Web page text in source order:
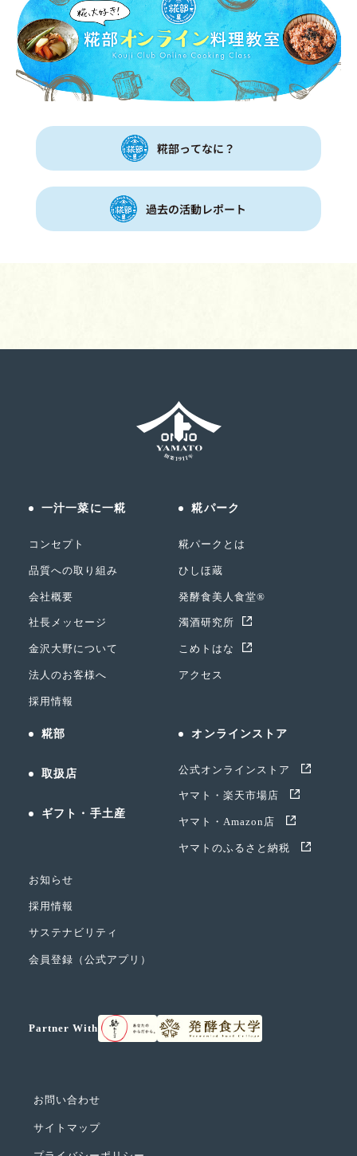
糀部ってなに？
過去の活動レポート
一汁一菜に一糀
コンセプト
品質への取り組み
会社概要
社長メッセージ
金沢大野について
法人のお客様へ
採用情報
糀パーク
糀パークとは
ひしほ蔵
発酵食美人食堂®
濁酒研究所
こめトはな
アクセス
糀部
取扱店
ギフト・手土産
オンラインストア
公式オンラインストア
ヤマト・楽天市場店
ヤマト・Amazon店
ヤマトのふるさと納税
お知らせ
採用情報
サステナビリティ
会員登録（公式アプリ）
Partner With
お問い合わせ
サイトマップ